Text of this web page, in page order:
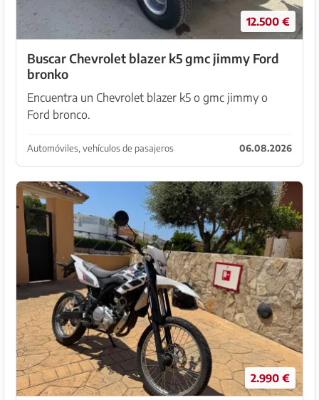
12.500 €
Buscar Chevrolet blazer k5 gmc jimmy Ford
bronko
Encuentra un Chevrolet blazer k5 o gmc jimmy o
Ford bronco.
Automóviles, vehículos de pasajeros 06.08.2026
2.990 €